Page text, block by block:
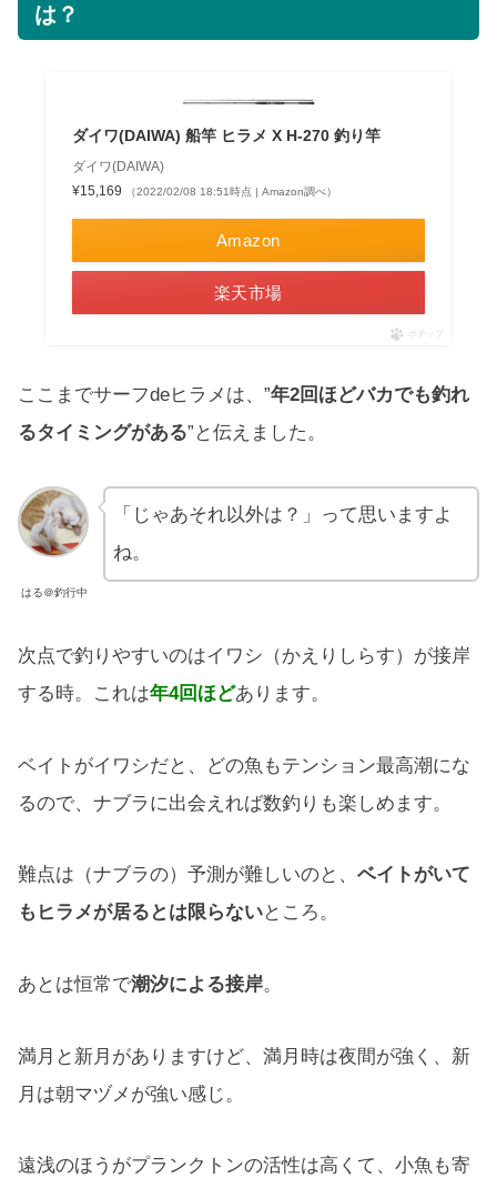
は？
ダイワ(DAIWA) 船竿 ヒラメ X H-270 釣り竿
ダイワ(DAIWA)
¥15,169
（2022/02/08 18:51時点 | Amazon調べ）
Amazon
楽天市場
ポチップ
ここまでサーフdeヒラメは、”年2回ほどバカでも釣れ
るタイミングがある”と伝えました。
はる＠釣行中
「じゃあそれ以外は？」って思いますよ
ね。
次点で釣りやすいのはイワシ（かえりしらす）が接岸
する時。これは年4回ほどあります。
ベイトがイワシだと、どの魚もテンション最高潮にな
るので、ナブラに出会えれば数釣りも楽しめます。
難点は（ナブラの）予測が難しいのと、 ベイトがいて
もヒラメが居るとは限らないところ。
あとは恒常で潮汐による接岸。
満月と新月がありますけど、満月時は夜間が強く、新
月は朝マヅメが強い感じ。
遠浅のほうがプランクトンの活性は高くて、小魚も寄